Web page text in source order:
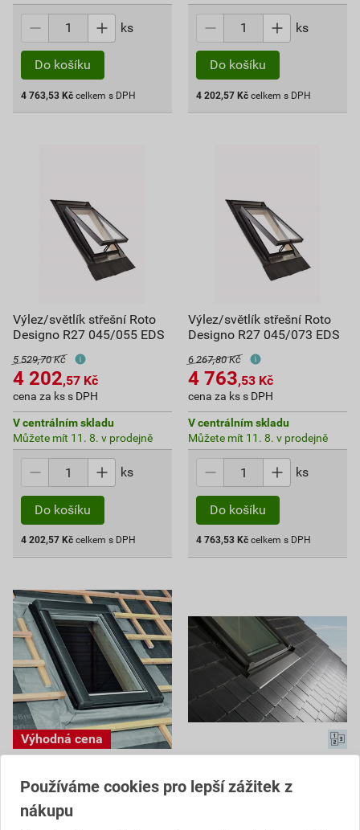
ks
Do košíku
4 763,53 Kč celkem s DPH
ks
Do košíku
4 202,57 Kč celkem s DPH
Výlez/světlík střešní Roto
Designo R27 045/055 EDS
5 529,70 Kč
4 202,57 Kč
cena za ks s DPH
V centrálním skladu
Můžete mít 11. 8. v prodejně
ks
Do košíku
4 202,57 Kč celkem s DPH
Výlez/světlík střešní Roto
Designo R27 045/073 EDS
6 267,80 Kč
4 763,53 Kč
cena za ks s DPH
V centrálním skladu
Můžete mít 11. 8. v prodejně
ks
Do košíku
4 763,53 Kč celkem s DPH
Designo ASA 074/xxx
RxECO
1 149,50 Kč
EDS 074/118 Rx200
Používáme cookies pro lepší zážitek z
nákupu